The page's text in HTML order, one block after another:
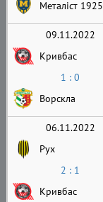
Металіст 1925
09.11.2022
Кривбас
1 : 0
Ворскла
06.11.2022
Рух
2 : 1
Кривбас